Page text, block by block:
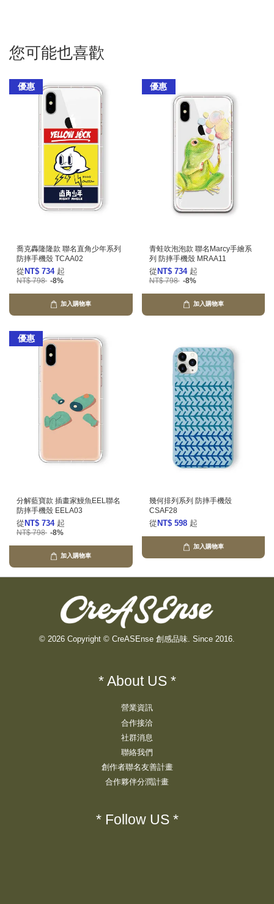
您可能也喜歡
優惠
喬克轟隆隆款 聯名直角少年系列
防摔手機殼 TCAA02
從 NT$ 734 起
NT$ 798 -8%
加入購物車
優惠
青蛙吹泡泡款 聯名Marcy手繪系
列 防摔手機殼 MRAA11
從 NT$ 734 起
NT$ 798 -8%
加入購物車
優惠
分解藍寶款 插畫家鰻魚EEL聯名
防摔手機殼 EELA03
從 NT$ 734 起
NT$ 798 -8%
加入購物車
幾何排列系列 防摔手機殼
CSAF28
從 NT$ 598 起
加入購物車
© 2026 Copyright © CreASEnse 創感品味. Since 2016.
* About US *
營業資訊
合作接洽
社群消息
聯絡我們
創作者聯名友善計畫
合作夥伴分潤計畫
* Follow US *